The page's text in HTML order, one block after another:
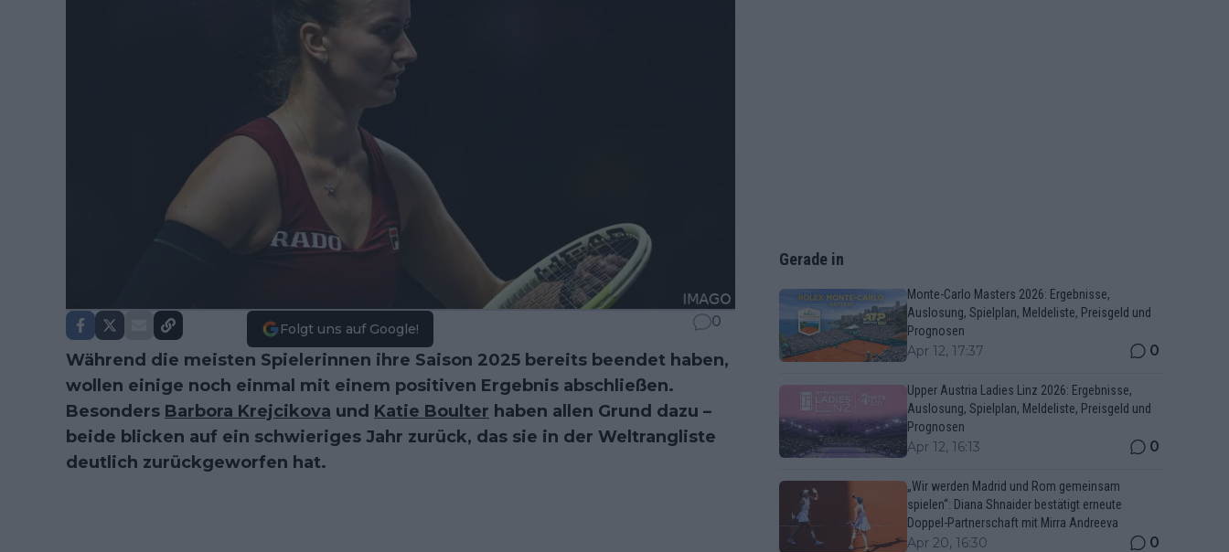
Folgt uns auf Google! 0
Während die meisten Spielerinnen ihre Saison 2025 bereits beendet haben,
wollen einige noch einmal mit einem positiven Ergebnis abschließen.
Besonders Barbora Krejcikova und Katie Boulter haben allen Grund dazu –
beide blicken auf ein schwieriges Jahr zurück, das sie in der Weltrangliste
deutlich zurückgeworfen hat.
Gerade in
Monte-Carlo Masters 2026: Ergebnisse,
Auslosung, Spielplan, Meldeliste, Preisgeld und
Prognosen
Apr 12, 17:37 0
Upper Austria Ladies Linz 2026: Ergebnisse,
Auslosung, Spielplan, Meldeliste, Preisgeld und
Prognosen
Apr 12, 16:13 0
„Wir werden Madrid und Rom gemeinsam
spielen“: Diana Shnaider bestätigt erneute
Doppel-Partnerschaft mit Mirra Andreeva
Apr 20, 16:30 0